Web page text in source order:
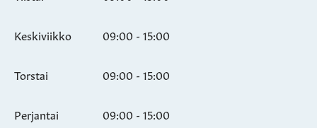
Keskiviikko 09:00 - 15:00
Torstai 09:00 - 15:00
Perjantai 09:00 - 15:00